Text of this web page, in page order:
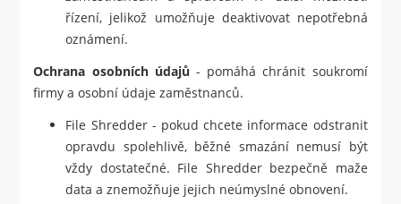
řízení, jelikož umožňuje deaktivovat nepotřebná
oznámení.
Ochrana osobních údajů - pomáhá chránit soukromí
firmy a osobní údaje zaměstnanců.
File Shredder - pokud chcete informace odstranit
opravdu spolehlivě, běžné smazání nemusí být
vždy dostatečné. File Shredder bezpečně maže
data a znemožňuje jejich neúmyslné obnovení.